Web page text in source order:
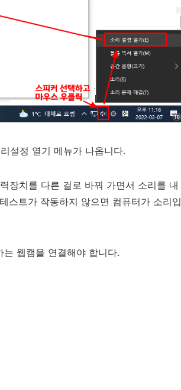
설정 열기 메뉴가 나옵니다.
장치를 다른 걸로 바꿔 가면서 소리를 내
스트가 작동하지 않으면 컴퓨터가 소리입
웹캠을 연결해야 합니다.